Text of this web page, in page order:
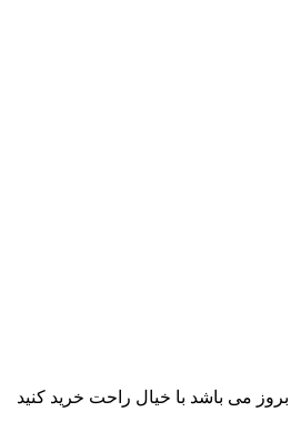
می باشد با خیال راحت خرید کنید